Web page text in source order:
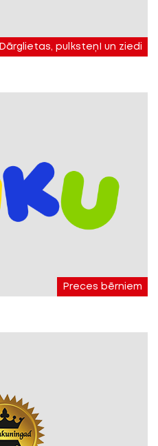
Dārglietas, pulksteņI un ziedi
Preces bērniem